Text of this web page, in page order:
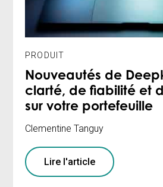
PRODUIT
Nouveautés de
clarté, de fiabilité et
sur votre portefeuille
Clementine Tanguy
Lire l'article